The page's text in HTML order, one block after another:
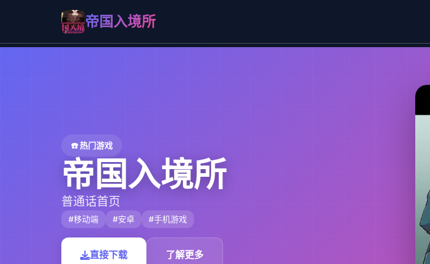
帝国入境所
☎️ 热门游戏
帝国入境所
普通话首页
#移动端 #安卓 #手机游戏
直接下载 了解更多